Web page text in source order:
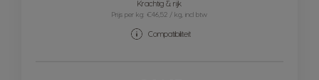
Pictogram capsule
Krachtig & rijk
Prijs per kg: €46,52 / kg, incl btw
Compatibiliteit